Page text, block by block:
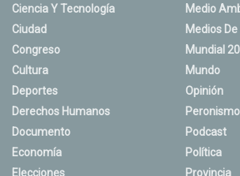
Ciencia Y Tecnología
Ciudad
Congreso
Cultura
Deportes
Derechos Humanos
Documento
Economía
Elecciones
Medio
Medios
Mundial
Mundo
Opinión
Podcast
Política
Provincia